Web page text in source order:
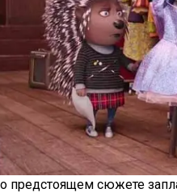
предстоящем сюжете